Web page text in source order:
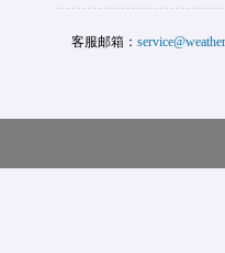
客服邮箱：